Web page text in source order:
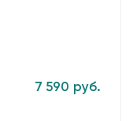
7 590 руб.